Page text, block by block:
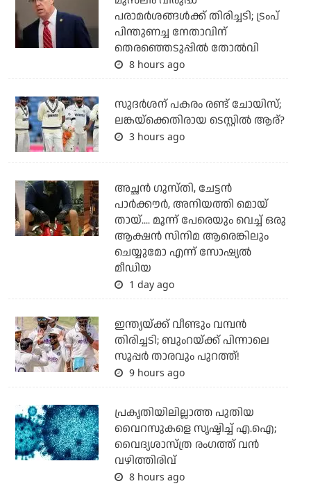
പരാമര്‍ശങ്ങള്‍ക്ക് തിരിച്ചടി; ട്രംപ്
പിന്തുണച്ച നേതാവിന്
തെരഞ്ഞെടുപ്പില്‍ തോല്‍വി
8 hours ago
സുദര്‍ശന് പകരം രണ്ട് ചോയിസ്;
ലങ്കയ്‌ക്കെതിരായ ടെസ്റ്റില്‍ ആര്?
3 hours ago
അച്ഛന്‍ ഗുസ്തി, ചേട്ടന്‍
പാര്‍ക്കൗര്‍, അനിയത്തി മൊയ്
തായ്.... മൂന്ന് പേരെയും വെച്ച് ഒരു
ആക്ഷന്‍ സിനിമ ആരെങ്കിലും
ചെയ്യുമോ എന്ന് സോഷ്യല്‍
മീഡിയ
1 day ago
ഇന്ത്യയ്ക്ക് വീണ്ടും വമ്പന്‍
തിരിച്ചടി; ബുംറയ്ക്ക് പിന്നാലെ
സൂപ്പര്‍ താരവും പുറത്ത്!
9 hours ago
പ്രകൃതിയിലില്ലാത്ത പുതിയ
വൈറസുകളെ സൃഷ്ടിച്ച് എ.ഐ;
വൈദ്യശാസ്ത്ര രംഗത്ത് വന്‍
വഴിത്തിരിവ്
8 hours ago